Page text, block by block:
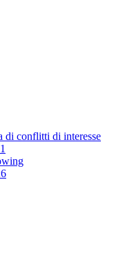
di conflitti di interesse